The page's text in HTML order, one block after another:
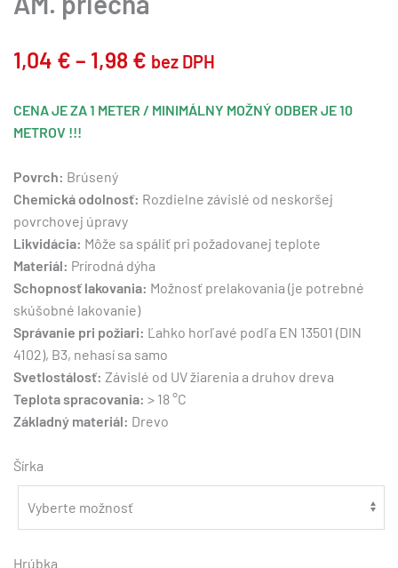
1,04 € – 1,98 € Price
1,04 €
1,98 €
bez DPH
CENA JE ZA 1 METER / MINIMÁLNY MOŽNÝ ODBER JE 10
METROV !!!
Povrch: Brúsený
Chemická odolnosť: Rozdielne závislé od neskoršej
povrchovej úpravy
Likvidácia: Môže sa spáliť pri požadovanej teplote
Materiál: Prírodná dýha
Schopnosť lakovania: Možnosť prelakovania (je potrebné
skúšobné lakovanie)
Správanie pri požiari: Ľahko horľavé podľa EN 13501 (DIN
4102), B3, nehasí sa samo
Svetlostálosť: Závislé od UV žiarenia a druhov dreva
Teplota spracovania: > 18 °C
Základný materiál: Drevo
Šírka
Hrúbka